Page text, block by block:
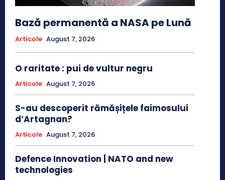
Bază permanentă a NASA pe Lună
Articole August 7, 2026
O raritate : pui de vultur negru
Articole August 7, 2026
S-au descoperit rămășițele faimosului
d’Artagnan?
Articole August 7, 2026
Defence Innovation | NATO and new
technologies